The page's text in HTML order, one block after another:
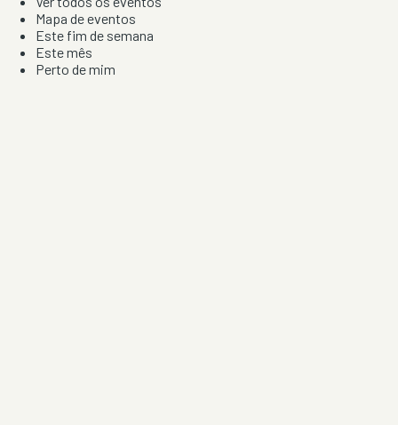
Mapa de eventos
Este fim de semana
Este mês
Perto de mim